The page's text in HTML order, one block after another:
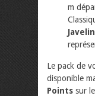
m
Le pack de
disponible
Points sur le